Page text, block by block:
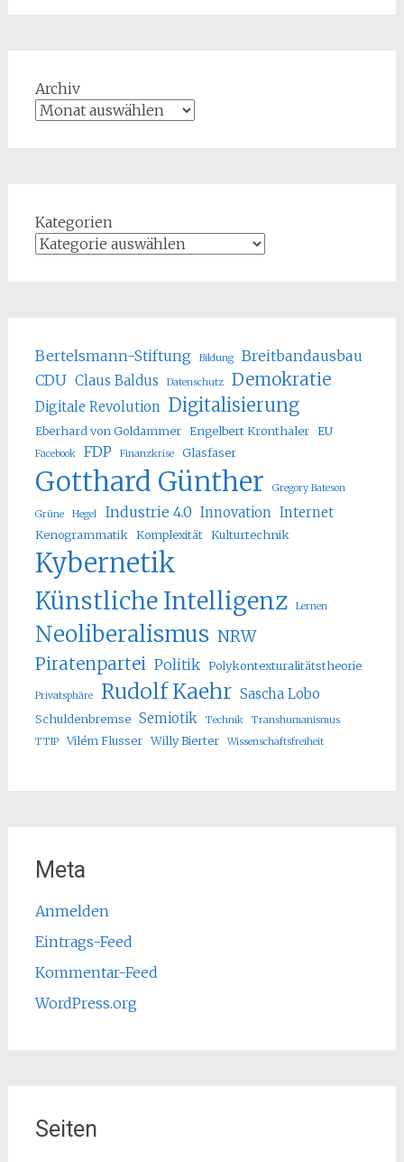
Archiv
Kategorien
Bertelsmann-Stiftung Bildung
Breitbandausbau
CDU Claus Baldus Datenschutz Demokratie
Digitale Revolution Digitalisierung
Eberhard von Goldammer Engelbert Kronthaler EU
Facebook FDP Finanzkrise Glasfaser
Gotthard Günther Gregory Bateson
Grüne Hegel Industrie 4.0 Innovation Internet
Kenogrammatik Komplexität Kulturtechnik
Kybernetik
Künstliche Intelligenz Lernen
Neoliberalismus NRW
Piratenpartei Politik Polykontexturalitätstheorie
Privatsphäre Rudolf Kaehr Sascha Lobo
Schuldenbremse Semiotik Technik
Transhumanismus
TTIP
Vilém Flusser Willy Bierter Wissenschaftsfreiheit
Meta
Anmelden
Eintrags-Feed
Kommentar-Feed
WordPress.org
Seiten